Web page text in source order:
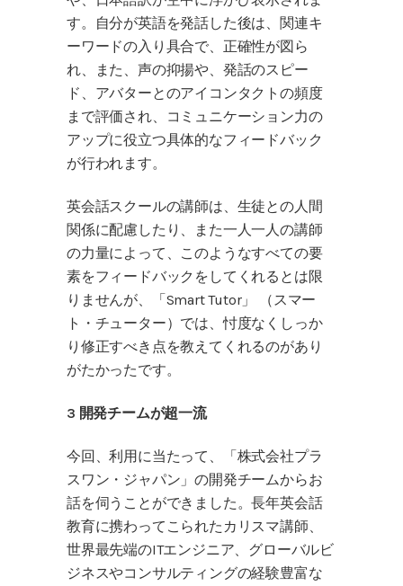
す。自分が英語を発話した後は、関連キ
ーワードの入り具合で、正確性が図ら
れ、また、声の抑揚や、発話のスピー
ド、アバターとのアイコンタクトの頻度
まで評価され、コミュニケーション力の
アップに役立つ具体的なフィードバック
が行われます。
英会話スクールの講師は、生徒との人間
関係に配慮したり、また一人一人の講師
の力量によって、このようなすべての要
素をフィードバックをしてくれるとは限
りませんが、「Smart Tutor」 （スマー
ト・チューター）では、忖度なくしっか
り修正すべき点を教えてくれるのがあり
がたかったです。
3 開発チームが超一流
今回、利用に当たって、「株式会社プラ
スワン・ジャパン」の開発チームからお
話を伺うことができました。長年英会話
教育に携わってこられたカリスマ講師、
世界最先端のITエンジニア、グローバルビ
ジネスやコンサルティングの経験豊富な